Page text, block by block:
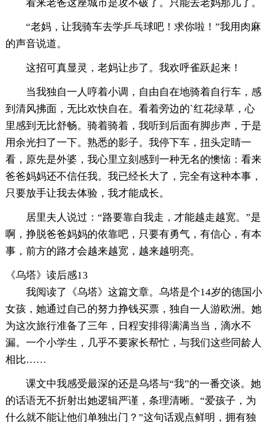
看来老爸这座城市是攻不破了。只能去老妈那儿了。
“老妈，让我骑车去学乒乓球吧！求你啦！”我用肉麻
的声音说道。
这招可真显灵，老妈让步了。我欢呼雀跃起来！
当我独自一人哼着小调，自由自在地骑着自行车，感
到清风拂面，无比欢快自在。看着旁边的`红花绿草，心
里感到无比舒畅。骑着骑着，我听到后面有脚步声，于是
用余光扫了一下。熟悉的影子。我停下车，扭头定睛一
看，原先是外婆，我心里立刻感到一种无名的懊恼：看来
爸爸妈妈还不信任我。我已经长大了，完全有这种本事，
只要放手让我去体验，我才能成长。
居里夫人说过：“路要靠自我走，才能越走越宽。”是
啊，挣脱爸爸妈妈的依靠吧，只要有勇气，有信心，有本
事，前方的路才会越来越宽，越来越明亮。
《乌塔》读后感13
我阅读了《乌塔》这篇文章。乌塔是个14岁的德国小
女孩，她通过自己的努力挣钱买票，独自一人游欧洲。她
为这次旅行准备了三年，日程安排得满满当当，滴水不
漏。一个小学生，几乎不要家长帮忙，与我们这些同龄人
相比……
课文中我感受最深的还是乌塔与“我”的一番交谈。她
的话语无不折射出她逻辑严谨，条理清晰。“爱孩子，为
什么就不能让他们单独出门？”这句话观点鲜明，拥有独